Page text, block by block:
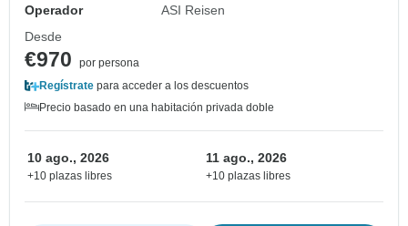
Operador
ASI Reisen
Desde
€970
por persona
Regístrate para acceder a los descuentos
Precio basado en una habitación privada doble
10 ago., 2026
+10 plazas libres
11 ago., 2026
+10 plazas libres